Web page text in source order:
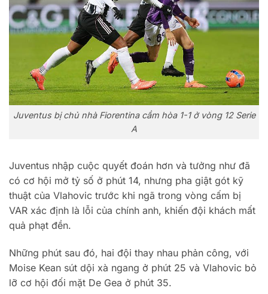
Juventus bị chủ nhà Fiorentina cầm hòa 1-1 ở vòng 12 Serie
A
Juventus nhập cuộc quyết đoán hơn và tưởng như đã
có cơ hội mở tỷ số ở phút 14, nhưng pha giật gót kỹ
thuật của Vlahovic trước khi ngã trong vòng cấm bị
VAR xác định là lỗi của chính anh, khiến đội khách mất
quả phạt đền.
Những phút sau đó, hai đội thay nhau phản công, với
Moise Kean sút dội xà ngang ở phút 25 và Vlahovic bỏ
lỡ cơ hội đối mặt De Gea ở phút 35.